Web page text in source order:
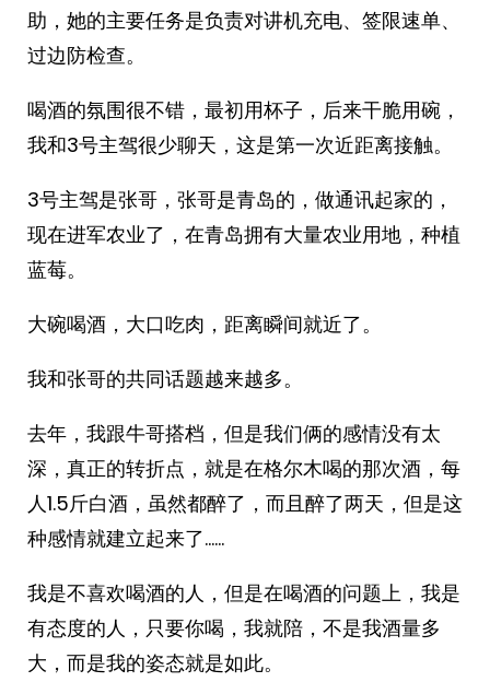
助，她的主要任务是负责对讲机充电、签限速单、
过边防检查。
喝酒的氛围很不错，最初用杯子，后来干脆用碗，
我和3号主驾很少聊天，这是第一次近距离接触。
3号主驾是张哥，张哥是青岛的，做通讯起家的，
现在进军农业了，在青岛拥有大量农业用地，种植
蓝莓。
大碗喝酒，大口吃肉，距离瞬间就近了。
我和张哥的共同话题越来越多。
去年，我跟牛哥搭档，但是我们俩的感情没有太
深，真正的转折点，就是在格尔木喝的那次酒，每
人1.5斤白酒，虽然都醉了，而且醉了两天，但是这
种感情就建立起来了……
我是不喜欢喝酒的人，但是在喝酒的问题上，我是
有态度的人，只要你喝，我就陪，不是我酒量多
大，而是我的姿态就是如此。